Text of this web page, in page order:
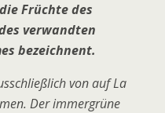
Früchte des
verwandten
bezeichnent.
von auf La
Der immergrüne